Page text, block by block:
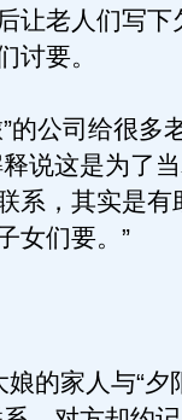
让老人们写下
讨要。
公司给很多
说这是为了
系，其实是有
女们要。”
的家人与“夕